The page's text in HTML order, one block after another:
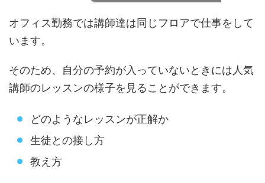
オフィス勤務では講師達は同じフロアで仕事をして
います。
そのため、自分の予約が入っていないときには人気
講師のレッスンの様子を見ることができます。
どのようなレッスンが正解か
生徒との接し方
教え方